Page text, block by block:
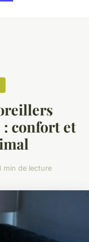
confort et
min de lecture